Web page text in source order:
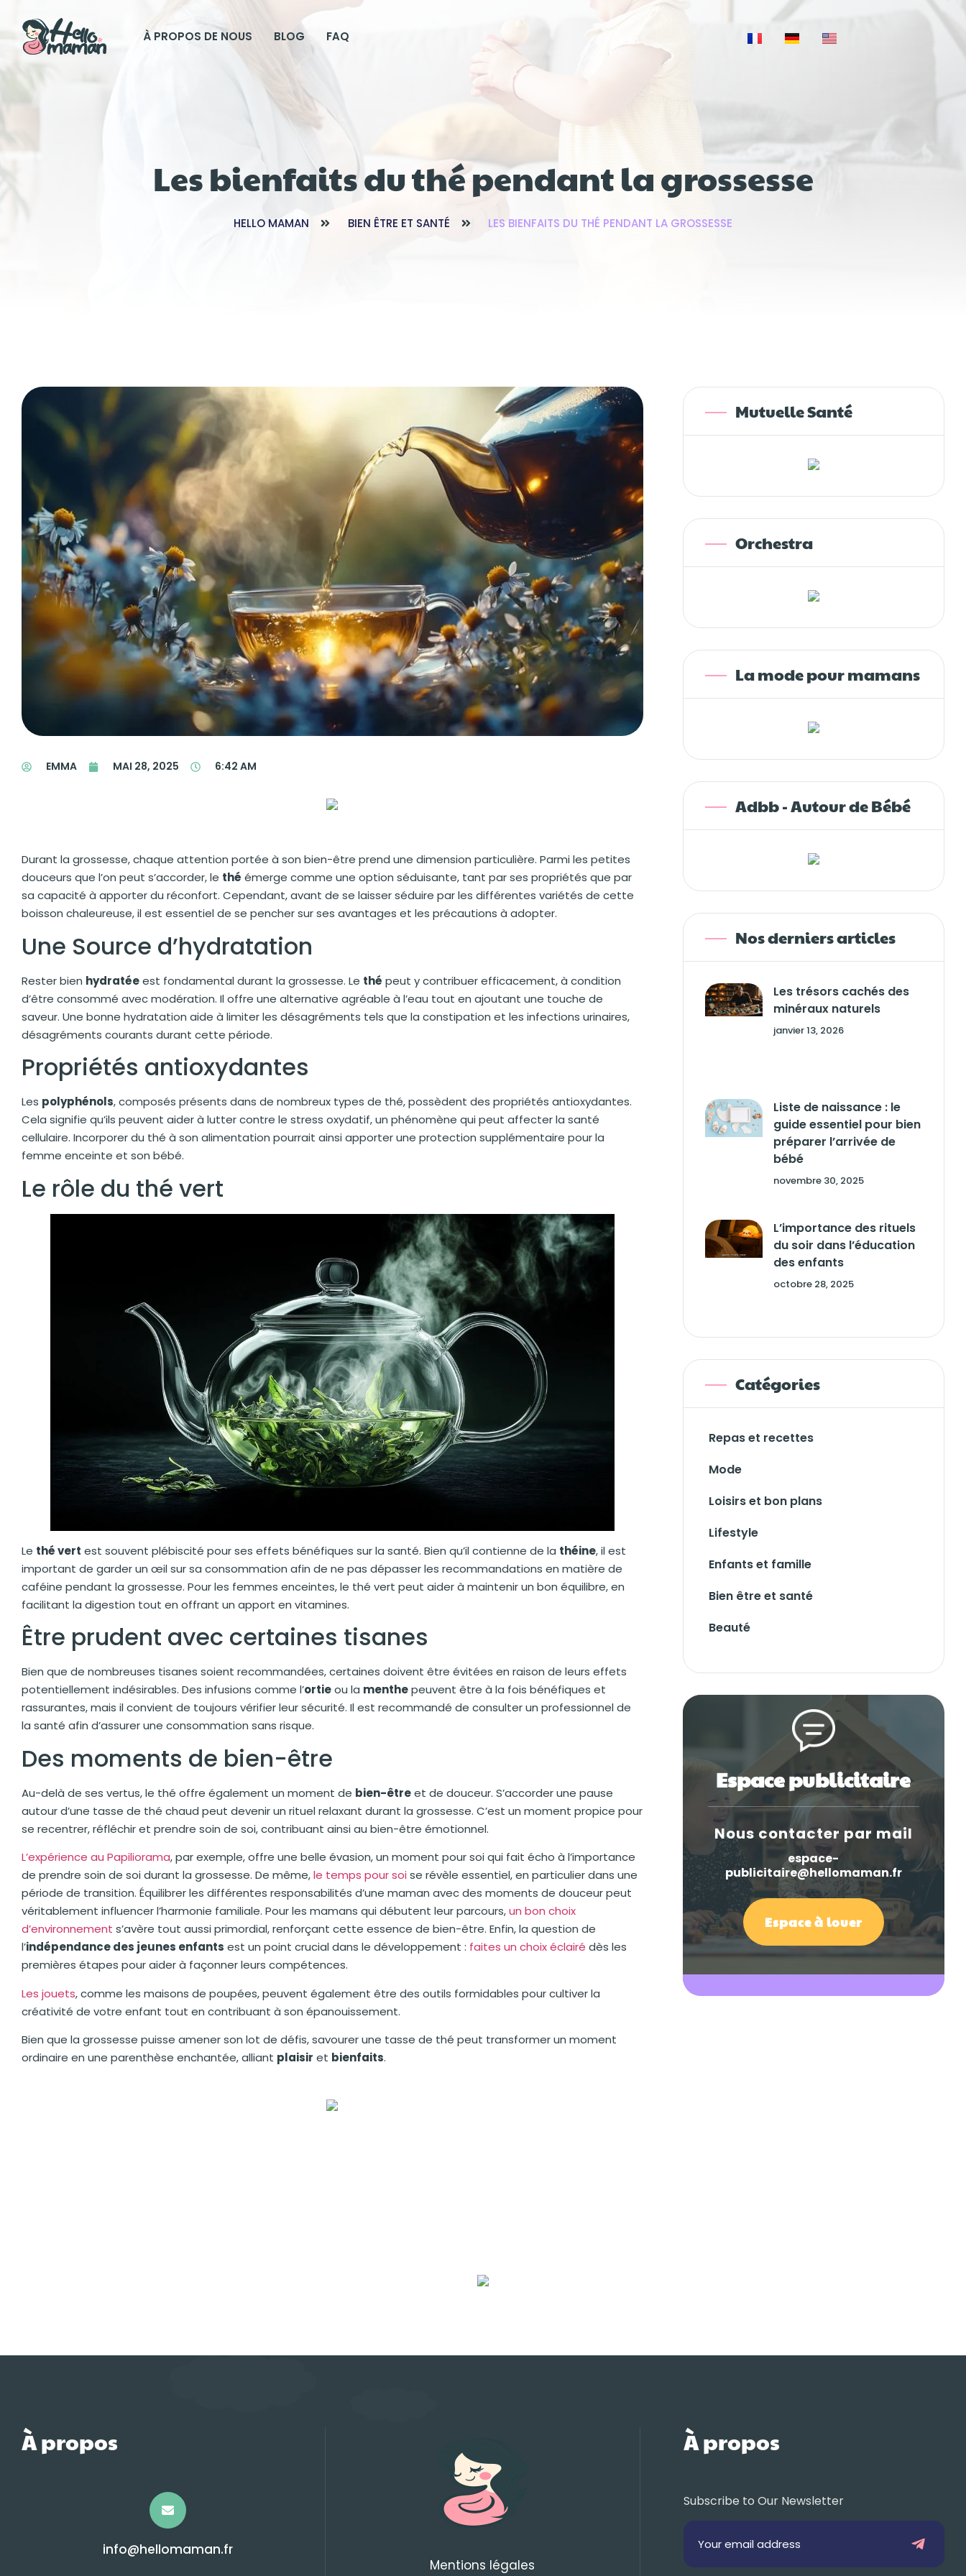
À PROPOS DE NOUS BLOG FAQ
Les bienfaits du thé pendant la grossesse
HELLO MAMAN BIEN ÊTRE ET SANTÉ LES BIENFAITS DU THÉ PENDANT LA GROSSESSE
EMMA MAI 28, 2025 6:42 AM
Durant la grossesse, chaque attention portée à son bien-être prend une dimension particulière. Parmi les petites
douceurs que l’on peut s’accorder, le thé émerge comme une option séduisante, tant par ses propriétés que par
sa capacité à apporter du réconfort. Cependant, avant de se laisser séduire par les différentes variétés de cette
boisson chaleureuse, il est essentiel de se pencher sur ses avantages et les précautions à adopter.
Une Source d’hydratation
Rester bien hydratéeest fondamental durant la grossesse. Le thé peut y contribuer efficacement, à condition
d’être consommé avec modération. Il offre une alternative agréable à l’eau tout en ajoutant une touche de
saveur. Une bonne hydratation aide à limiter les désagréments tels que la constipation et les infections urinaires,
désagréments courants durant cette période.
Propriétés antioxydantes
Les polyphénols, composés présents dans de nombreux types de thé, possèdent des propriétés antioxydantes.
Cela signifie qu’ils peuvent aider à lutter contre le stress oxydatif, un phénomène qui peut affecter la santé
cellulaire. Incorporer du thé à son alimentation pourrait ainsi apporter une protection supplémentaire pour la
femme enceinte et son bébé.
Le rôle du thé vert
Le thé vert est souvent plébiscité pour ses effets bénéfiques sur la santé. Bien qu’il contienne de la théine, il est
important de garder un œil sur sa consommation afin de ne pas dépasser les recommandations en matière de
caféine pendant la grossesse. Pour les femmes enceintes, le thé vert peut aider à maintenir un bon équilibre, en
facilitant la digestion tout en offrant un apport en vitamines.
Être prudent avec certaines tisanes
Bien que de nombreuses tisanes soient recommandées, certaines doivent être évitées en raison de leurs effets
potentiellement indésirables. Des infusions comme l’ortieou la menthepeuvent être à la fois bénéfiques et
rassurantes, mais il convient de toujours vérifier leur sécurité. Il est recommandé de consulter un professionnel de
la santé afin d’assurer une consommation sans risque.
Des moments de bien-être
Au-delà de ses vertus, le thé offre également un moment de bien-êtreet de douceur. S’accorder une pause
autour d’une tasse de thé chaud peut devenir un rituel relaxant durant la grossesse. C’est un moment propice pour
se recentrer, réfléchir et prendre soin de soi, contribuant ainsi au bien-être émotionnel.
L’expérience au Papiliorama, par exemple, offre une belle évasion, un moment pour soi qui fait écho à l’importance
de prendre soin de soi durant la grossesse. De même,le temps pour soi se révèle essentiel, en particulier dans une
période de transition. Équilibrer les différentes responsabilités d’une maman avec des moments de douceur peut
véritablement influencer l’harmonie familiale. Pour les mamans qui débutent leur parcours,un bon choix
d’environnement s’avère tout aussi primordial, renforçant cette essence de bien-être. Enfin, la question de
l’indépendance des jeunes enfants est un point crucial dans le développement : faites un choix éclairé dès les
premières étapes pour aider à façonner leurs compétences.
Les jouets, comme les maisons de poupées, peuvent également être des outils formidables pour cultiver la
créativité de votre enfant tout en contribuant à son épanouissement.
Bien que la grossesse puisse amener son lot de défis, savourer une tasse de thé peut transformer un moment
ordinaire en une parenthèse enchantée, alliant plaisir et bienfaits.
Mutuelle Santé
Orchestra
La mode pour mamans
Adbb - Autour de Bébé
Nos derniers articles
Les trésors cachés des
minéraux naturels
janvier 13, 2026
Liste de naissance : le
guide essentiel pour bien
préparer l’arrivée de
bébé
novembre 30, 2025
L’importance des rituels
du soir dans l’éducation
des enfants
octobre 28, 2025
Catégories
Repas et recettes
Mode
Loisirs et bon plans
Lifestyle
Enfants et famille
Bien être et santé
Beauté
Espace publicitaire
Nous contacter par mail
espace-
publicitaire@hellomaman.fr
Espace à louer
À propos
info@hellomaman.fr
Mentions légales
À propos
Subscribe to Our Newsletter